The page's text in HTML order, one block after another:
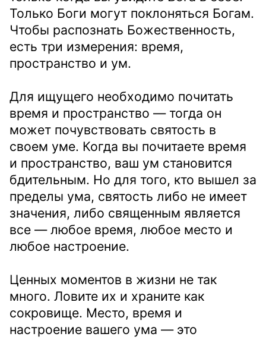
Только Боги могут поклоняться Богам.
Чтобы распознать Божественность,
есть три измерения: время,
пространство и ум.
Для ищущего необходимо почитать
время и пространство — тогда он
может почувствовать святость в
своем уме. Когда вы почитаете время
и пространство, ваш ум становится
бдительным. Но для того, кто вышел за
пределы ума, святость либо не имеет
значения, либо священным является
все — любое время, любое место и
любое настроение.
Ценных моментов в жизни не так
много. Ловите их и храните как
сокровище. Место, время и
настроение вашего ума — это